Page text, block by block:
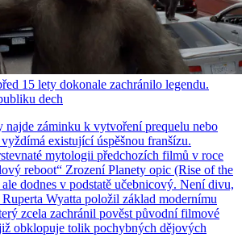
15 lety dokonale zachránilo legendu.
dech
záminku k vytvoření prequelu nebo
existující úspěšnou franšízu.
mytologii předchozích filmů v roce
reboot“ Zrození Planety opic (Rise of the
dodnes v podstatě učebnicový. Není divu,
Wyatta položil základ modernímu
zcela zachránil pověst původní filmové
obklopuje tolik pochybných dějových